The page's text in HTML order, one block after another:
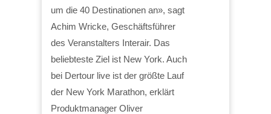
um die 40 Destinationen an», sagt
Achim Wricke, Geschäftsführer
des Veranstalters Interair. Das
beliebteste Ziel ist New York. Auch
bei Dertour live ist der größte Lauf
der New York Marathon, erklärt
Produktmanager Oliver